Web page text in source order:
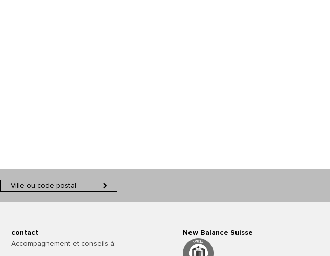
contact
Accompagnement et conseils à:
New Balance Suisse